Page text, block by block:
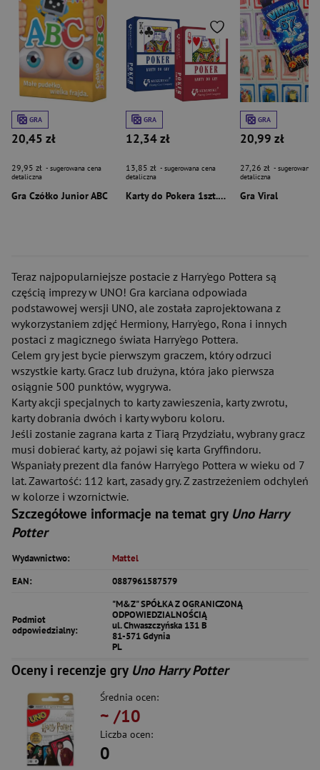
GRA
20,45 zł
29,95 zł - sugerowana cena
detaliczna
Gra Czółko Junior ABC
GRA
12,34 zł
13,85 zł - sugerowana cena
detaliczna
Karty do Pokera 1szt.mix
GRA
20,99 zł
27,26 zł - sugerowana
detaliczna
Gra Viral
Teraz najpopularniejsze postacie z Harry'ego Pottera są
częścią imprezy w UNO! Gra karciana odpowiada
podstawowej wersji UNO, ale została zaprojektowana z
wykorzystaniem zdjęć Hermiony, Harry'ego, Rona i innych
postaci z magicznego świata Harry'ego Pottera.
Celem gry jest bycie pierwszym graczem, który odrzuci
wszystkie karty. Gracz lub drużyna, która jako pierwsza
osiągnie 500 punktów, wygrywa.
Karty akcji specjalnych to karty zawieszenia, karty zwrotu,
karty dobrania dwóch i karty wyboru koloru.
Jeśli zostanie zagrana karta z Tiarą Przydziału, wybrany gracz
musi dobierać karty, aż pojawi się karta Gryffindoru.
Wspaniały prezent dla fanów Harry'ego Pottera w wieku od 7
lat. Zawartość: 112 kart, zasady gry. Z zastrzeżeniem odchyleń
w kolorze i wzornictwie.
Szczegółowe informacje na temat gry Uno Harry
Potter
Wydawnictwo:
Mattel
EAN:
0887961587579
Podmiot
odpowiedzialny:
"M&Z" SPÓŁKA Z OGRANICZONĄ
ODPOWIEDZIALNOŚCIĄ
ul. Chwaszczyńska 131 B
81-571 Gdynia
PL
Oceny i recenzje gry Uno Harry Potter
Średnia ocen:
~ /10
Liczba ocen:
0